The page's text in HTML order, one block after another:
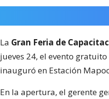
La Gran Feria de
jueves 24, el evento
inauguró en Estación
En la apertura, el gerente